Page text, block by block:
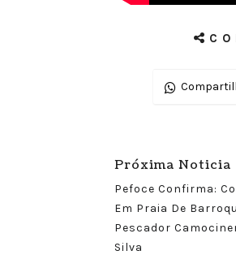
Próxima Noticia
Pefoce Confirma:
Em Praia De
Pescador
Silva